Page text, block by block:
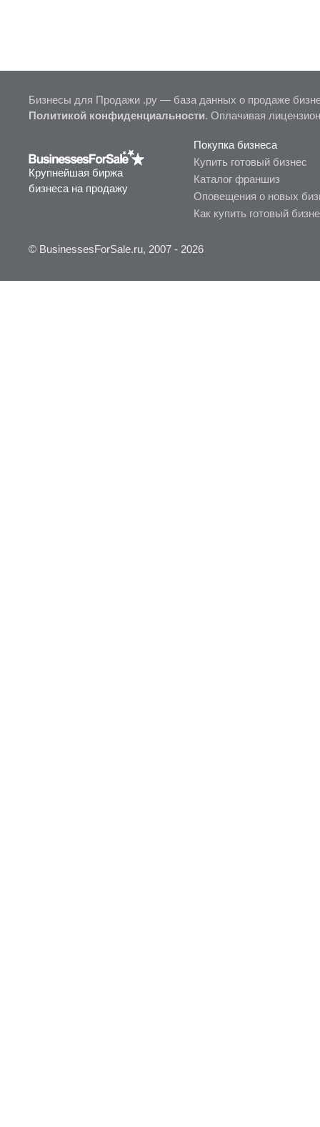
Бизнесы для Продажи .ру — база данных о продаже
Политикой конфиденциальности. Оплачивая
Крупнейшая биржа
бизнеса на продажу
Покупка бизнеса
Купить готовый бизнес
Каталог франшиз
Оповещения о новых
Как купить готовый
© BusinessesForSale.ru, 2007 - 2026